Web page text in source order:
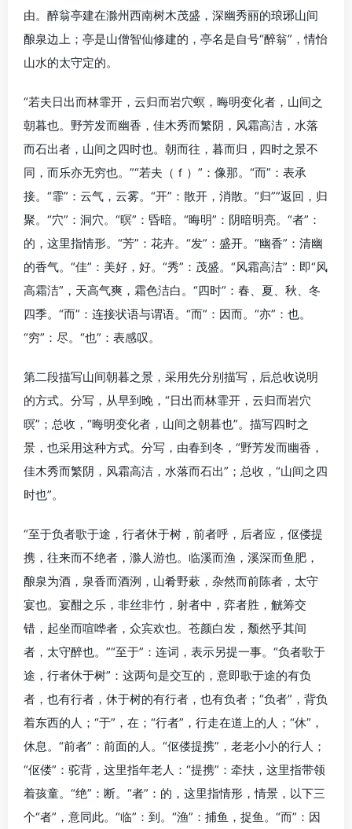
由。醉翁亭建在滁州西南树木茂盛，深幽秀丽的琅琊山间
酿泉边上；亭是山僧智仙修建的，亭名是自号“醉翁”，情怡
山水的太守定的。
“若夫日出而林霏开，云归而岩穴螟，晦明变化者，山间之
朝暮也。野芳发而幽香，佳木秀而繁阴，风霜高洁，水落
而石出者，山间之四时也。朝而往，暮而归，四时之景不
同，而乐亦无穷也。”“若夫（ｆ）”：像那。“而”：表承
接。“霏”：云气，云雾。“开”：散开，消散。“归””返回，归
聚。“穴”：洞穴。“暝”：昏暗。“晦明”：阴暗明亮。“者”：
的，这里指情形。“芳”：花卉。“发”：盛开。“幽香”：清幽
的香气。“佳”：美好，好。“秀”：茂盛。“风霜高洁”：即“风
高霜洁”，天高气爽，霜色洁白。“四时”：春、夏、秋、冬
四季。“而”：连接状语与谓语。“而”：因而。“亦”：也。
“穷”：尽。“也”：表感叹。
第二段描写山间朝暮之景，采用先分别描写，后总收说明
的方式。分写，从早到晚，“日出而林霏开，云归而岩穴
暝”；总收，“晦明变化者，山间之朝暮也”。描写四时之
景，也采用这种方式。分写，由春到冬，“野芳发而幽香，
佳木秀而繁阴，风霜高洁，水落而石出”；总收，“山间之四
时也”。
“至于负者歌于途，行者休于树，前者呼，后者应，伛偻提
携，往来而不绝者，滁人游也。临溪而渔，溪深而鱼肥，
酿泉为酒，泉香而酒洌，山肴野蔌，杂然而前陈者，太守
宴也。宴酣之乐，非丝非竹，射者中，弈者胜，觥筹交
错，起坐而喧哗者，众宾欢也。苍颜白发，颓然乎其间
者，太守醉也。”“至于”：连词，表示另提一事。“负者歌于
途，行者休于树”：这两句是交互的，意即歌于途的有负
者，也有行者，休于树的有行者，也有负者；“负者”，背负
着东西的人；“于”，在；“行者”，行走在道上的人；“休”，
休息。“前者”：前面的人。“伛偻提携”，老老小小的行人；
“伛偻”：驼背，这里指年老人：“提携”：牵扶，这里指带领
着孩童。“绝”：断。“者”：的，这里指情形，情景，以下三
个“者”，意同此。“临”：到。“渔”：捕鱼，捉鱼。“而”：因